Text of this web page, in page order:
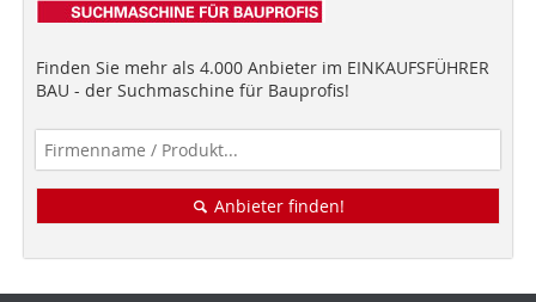
Finden Sie mehr als 4.000 Anbieter im EINKAUFSFÜHRER
BAU - der Suchmaschine für Bauprofis!
Anbieter finden!